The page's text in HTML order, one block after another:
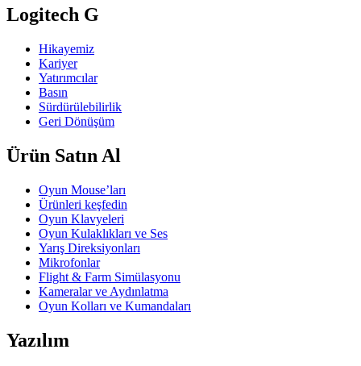
Logitech G
Hikayemiz
Kariyer
Yatırımcılar
Basın
Sürdürülebilirlik
Geri Dönüşüm
Ürün Satın Al
Oyun Mouse’ları
Ürünleri keşfedin
Oyun Klavyeleri
Oyun Kulaklıkları ve Ses
Yarış Direksiyonları
Mikrofonlar
Flight & Farm Simülasyonu
Kameralar ve Aydınlatma
Oyun Kolları ve Kumandaları
Yazılım